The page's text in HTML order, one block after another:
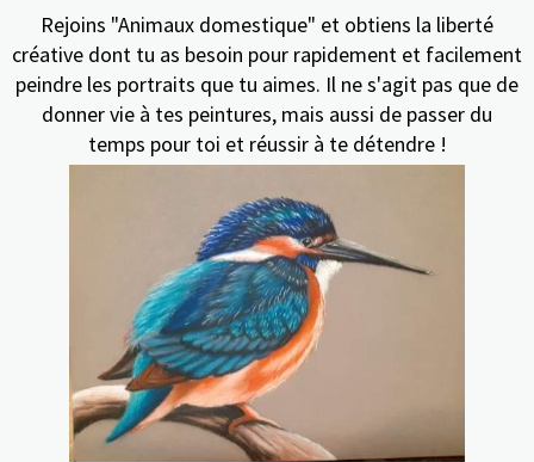
Rejoins "Animaux domestique" et obtiens la liberté
créative dont tu as besoin pour rapidement et facilement
peindre les portraits que tu aimes. Il ne s'agit pas que de
donner vie à tes peintures, mais aussi de passer du
temps pour toi et réussir à te détendre !